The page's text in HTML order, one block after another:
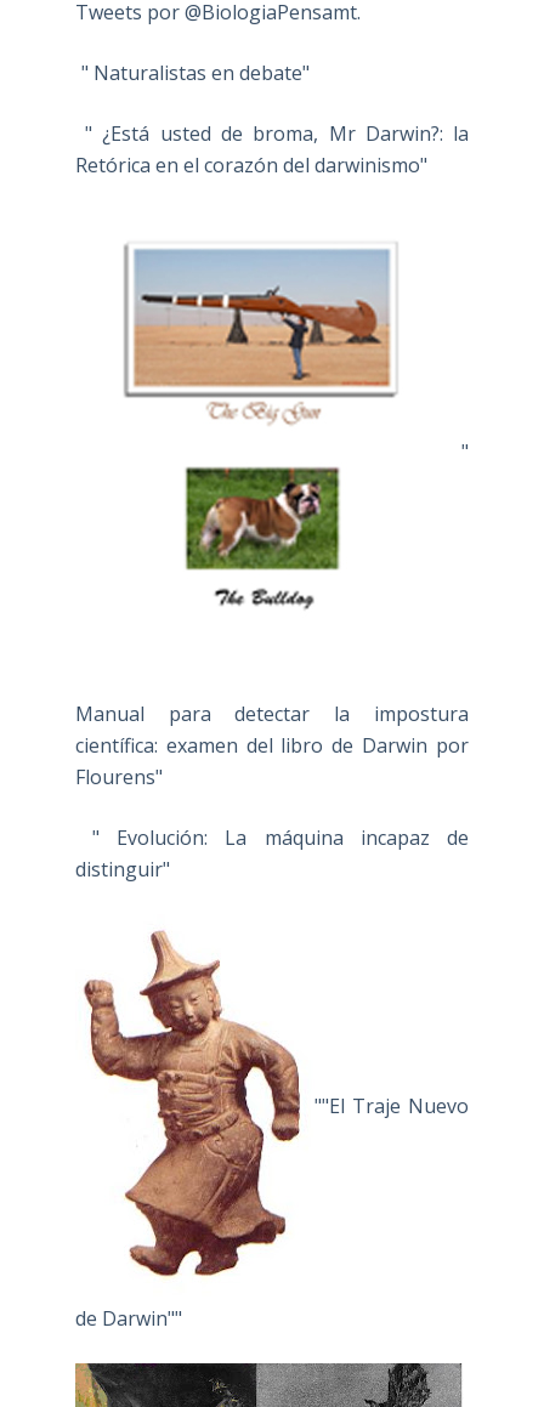
Tweets por @BiologiaPensamt.
" Naturalistas en debate"
" ¿Está usted de broma, Mr Darwin?: la
Retórica en el corazón del darwinismo"
"
Manual para detectar la impostura
científica: examen del libro de Darwin por
Flourens"
" Evolución: La máquina incapaz de
distinguir"
""El Traje Nuevo
de Darwin""